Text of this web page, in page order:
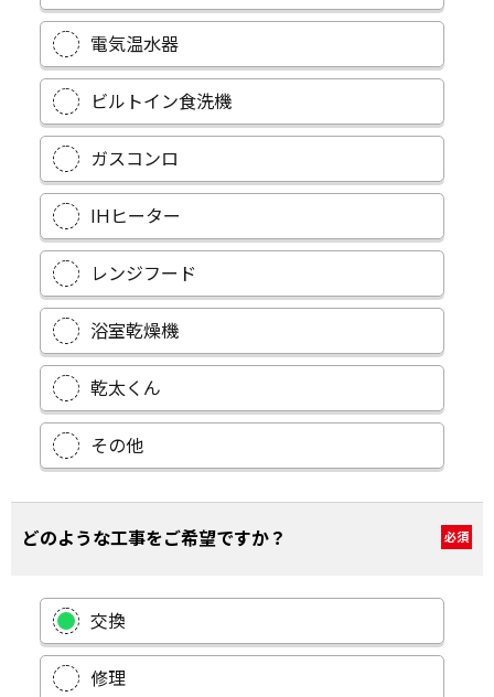
電気温水器
ビルトイン食洗機
ガスコンロ
IHヒーター
レンジフード
浴室乾燥機
乾太くん
その他
どのような工事をご希望ですか？ 必須
交換
修理